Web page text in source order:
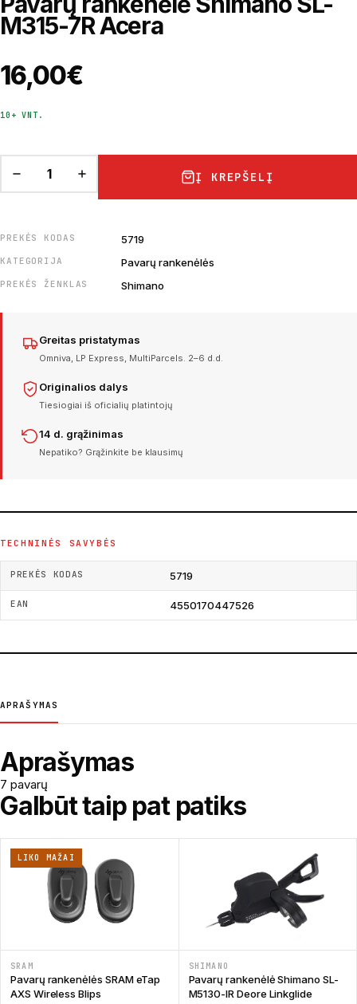
M315-7R Acera
16,00€
10+ VNT.
Į KREPŠELĮ
PREKĖS KODAS 5719
KATEGORIJA Pavarų rankenėlės
PREKĖS ŽENKLAS Shimano
Greitas pristatymas
Omniva, LP Express, MultiParcels. 2–6 d.d.
Originalios dalys
Tiesiogiai iš oficialių platintojų
14 d. grąžinimas
Nepatiko? Grąžinkite be klausimų
TECHNINĖS SAVYBĖS
PREKĖS KODAS 5719
EAN 4550170447526
APRAŠYMAS
Aprašymas
7 pavarų
Galbūt taip pat patiks
LIKO MAŽAI
SRAM
Pavarų rankenėlės SRAM eTap
AXS Wireless Blips
SHIMANO
Pavarų rankenėlė Shimano SL-
M5130-IR Deore Linkglide